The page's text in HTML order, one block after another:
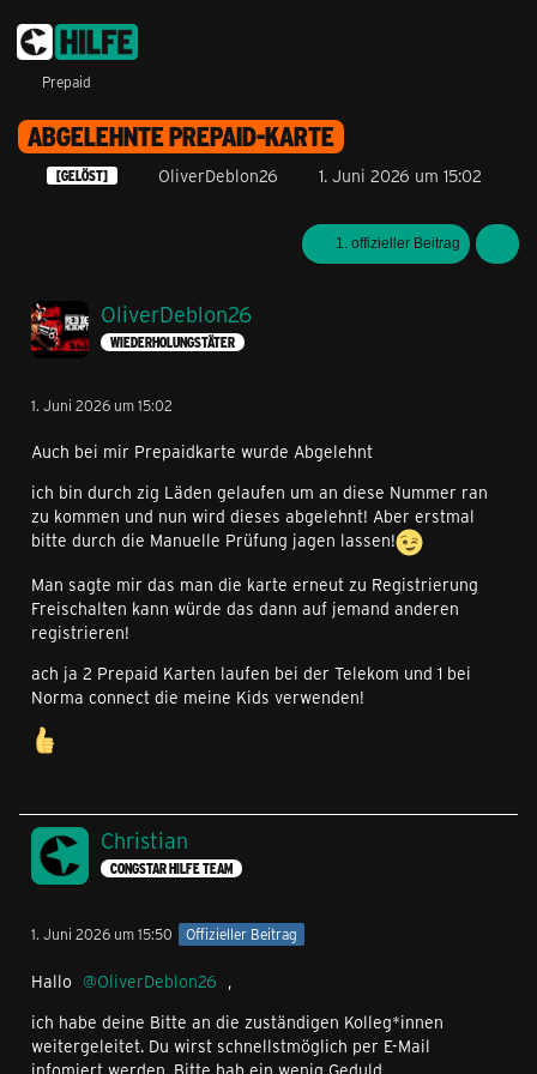
Prepaid
ABGELEHNTE PREPAID-KARTE
[GELÖST] OliverDeblon26 1. Juni 2026 um 15:02
1. offizieller Beitrag
OliverDeblon26
WIEDERHOLUNGSTÄTER
1. Juni 2026 um 15:02
Auch bei mir Prepaidkarte wurde Abgelehnt
ich bin durch zig Läden gelaufen um an diese Nummer ran
zu kommen und nun wird dieses abgelehnt! Aber erstmal
bitte durch die Manuelle Prüfung jagen lassen!
Man sagte mir das man die karte erneut zu Registrierung
Freischalten kann würde das dann auf jemand anderen
registrieren!
ach ja 2 Prepaid Karten laufen bei der Telekom und 1 bei
Norma connect die meine Kids verwenden!
Christian
CONGSTAR HILFE TEAM
1. Juni 2026 um 15:50 Offizieller Beitrag
Hallo OliverDeblon26 ,
ich habe deine Bitte an die zuständigen Kolleg*innen
weitergeleitet. Du wirst schnellstmöglich per E-Mail
infomiert werden. Bitte hab ein wenig Geduld.